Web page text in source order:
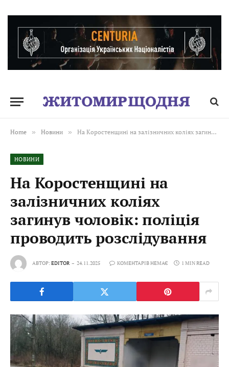
Home » Новини » На Коростенщині на залізничних коліях загинув чоловік: поліція проводить розслідування
НОВИНИ
На Коростенщині на
залізничних коліях
загинув чоловік: поліція
проводить розслідування
АВТОР:EDITOR 24.11.2025 КОМЕНТАРІВ НЕМАЄ 1 MIN READ